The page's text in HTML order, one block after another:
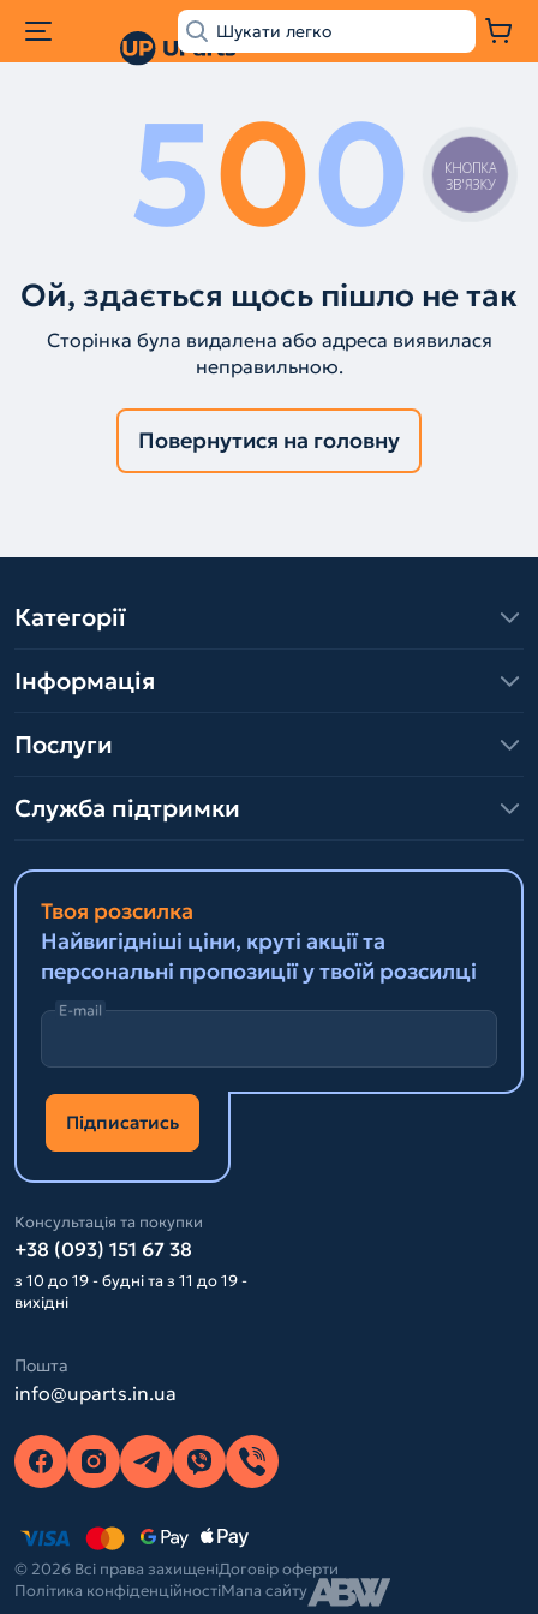
500
Ой, здається щось пішло не так
Сторінка була видалена або адреса виявилася
неправильною.
Повернутися на головну
Категорії
Інформація
Послуги
Служба підтримки
Твоя розсилка
Найвигідніші ціни, круті акції та
персональні пропозиції у твоїй розсилці
E-mail
Підписатись
Консультація та покупки
+38 (093) 151 67 38
з 10 до 19 - будні та з 11 до 19 -
вихідні
Пошта
info@uparts.in.ua
© 2026 Всі права захищеніДоговір оферти
Політика конфіденційностіМапа сайту
КНОПКА
ЗВ'ЯЗКУ